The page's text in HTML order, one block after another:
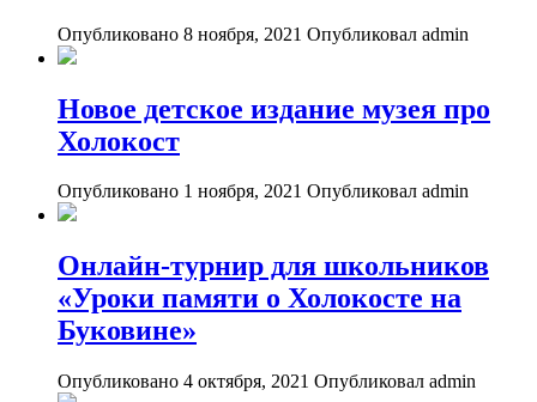
Опубликовано 8 ноября, 2021 Опубликовал admin
Новое детское издание музея про
Холокост
Опубликовано 1 ноября, 2021 Опубликовал admin
Онлайн-турнир для школьников
«Уроки памяти о Холокосте на
Буковине»
Опубликовано 4 октября, 2021 Опубликовал admin